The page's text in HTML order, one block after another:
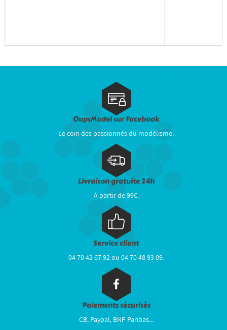
OupsModel sur Facebook
Le coin des passionnés du modélisme.
Livraison gratuite 24h
A partir de 99€.
Service client
04 70 42 67 92 ou 04 70 48 93 09.
Paiements sécurisés
CB, Paypal, BNP Paribas...